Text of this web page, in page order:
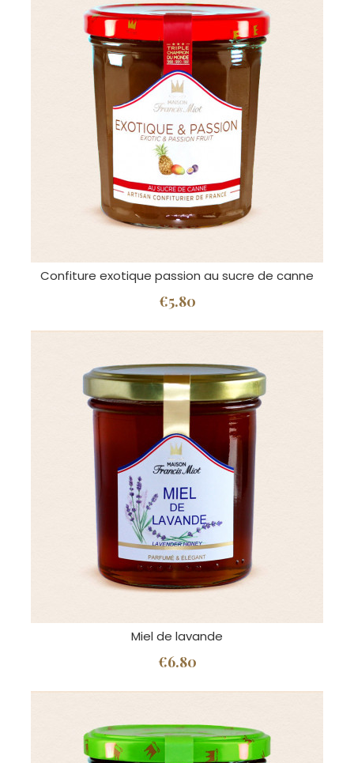
Confiture exotique passion au sucre de canne
€5.80
Miel de lavande
€6.80